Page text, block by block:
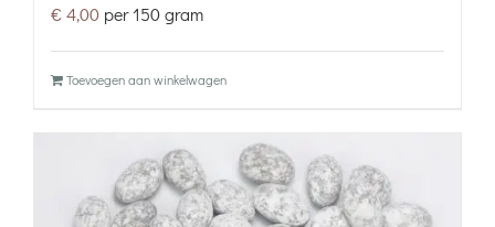
€4,00 per 150 gram
Toevoegen aan winkelwagen